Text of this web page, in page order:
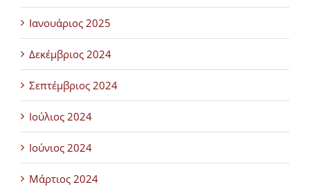
Ιανουάριος 2025
Δεκέμβριος 2024
Σεπτέμβριος 2024
Ιούλιος 2024
Ιούνιος 2024
Μάρτιος 2024